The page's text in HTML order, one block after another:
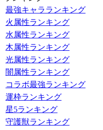
最強キャラランキング
火属性ランキング
水属性ランキング
木属性ランキング
光属性ランキング
闇属性ランキング
コラボ最強ランキング
運枠ランキング
星5ランキング
守護獣ランキング